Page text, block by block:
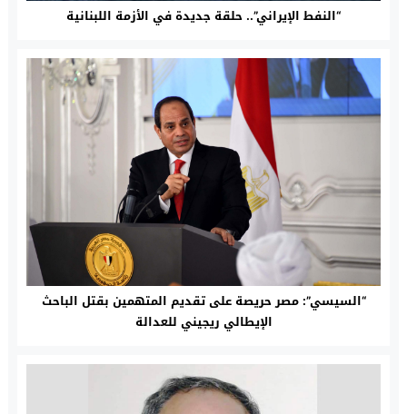
“النفط الإيراني”.. حلقة جديدة في الأزمة اللبنانية
“السيسي”: مصر حريصة على تقديم المتهمين بقتل الباحث
الإيطالي ريجيني للعدالة